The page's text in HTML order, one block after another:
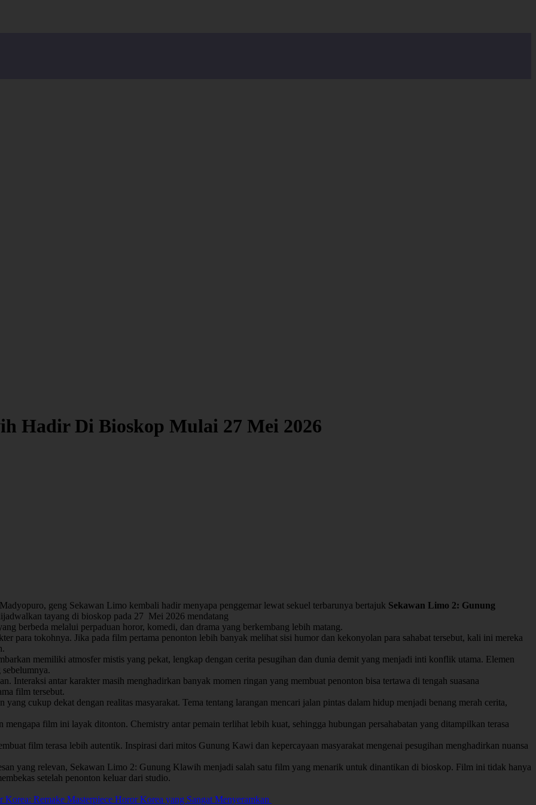
Hadir Di Bioskop Mulai 27 Mei 2026
geng Sekawan Limo kembali hadir menyapa penggemar lewat sekuel terbarunya bertajuk Sekawan Limo 2: Gunung
tayang di bioskop pada 27 Mei 2026 mendatang
berbeda melalui perpaduan horor, komedi, dan drama yang berkembang lebih matang.
para tokohnya. Jika pada film pertama penonton lebih banyak melihat sisi humor dan kekonyolan para sahabat tersebut, kali ini mereka
memiliki atmosfer mistis yang pekat, lengkap dengan cerita pesugihan dan dunia demit yang menjadi inti konflik utama. Elemen
Interaksi antar karakter masih menghadirkan banyak momen ringan yang membuat penonton bisa tertawa di tengah suasana
film tersebut.
cukup dekat dengan realitas masyarakat. Tema tentang larangan mencari jalan pintas dalam hidup menjadi benang merah cerita,
film ini layak ditonton. Chemistry antar pemain terlihat lebih kuat, sehingga hubungan persahabatan yang ditampilkan terasa
film terasa lebih autentik. Inspirasi dari mitos Gunung Kawi dan kepercayaan masyarakat mengenai pesugihan menghadirkan nuansa
yang relevan, Sekawan Limo 2: Gunung Klawih menjadi salah satu film yang menarik untuk dinantikan di bioskop. Film ini tidak hanya
setelah penonton keluar dari studio.
Remake Masterpiece Horor Korea yang Sangat Menyeramkan